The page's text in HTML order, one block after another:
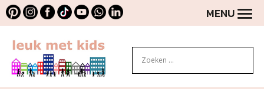
MENU